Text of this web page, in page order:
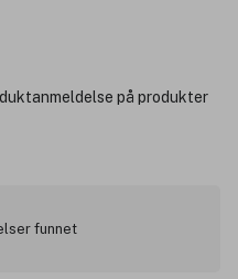
på produkter
funnet